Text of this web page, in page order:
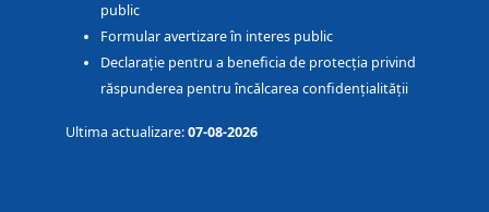
public
Formular avertizare în interes public
Declarație pentru a beneficia de protecția privind
răspunderea pentru încălcarea confidențialității
Ultima actualizare:07-08-2026